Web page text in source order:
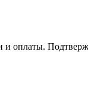
и оплаты.